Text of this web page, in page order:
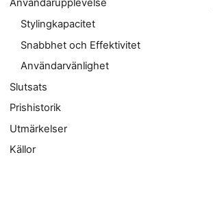
Användarupplevelse
Stylingkapacitet
Snabbhet och Effektivitet
Användarvänlighet
Slutsats
Prishistorik
Utmärkelser
Källor